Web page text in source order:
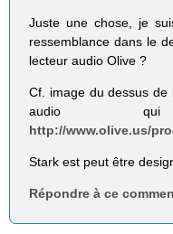
Juste une chose, je
ressemblance dans le
lecteur audio Olive ?
Cf. image du dessus de
audio
http://www.olive.us/
Stark est peut être
Répondre à ce